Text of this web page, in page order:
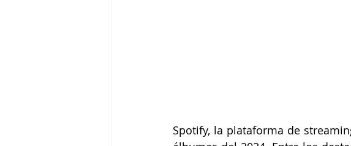
Spotify, la plataforma de